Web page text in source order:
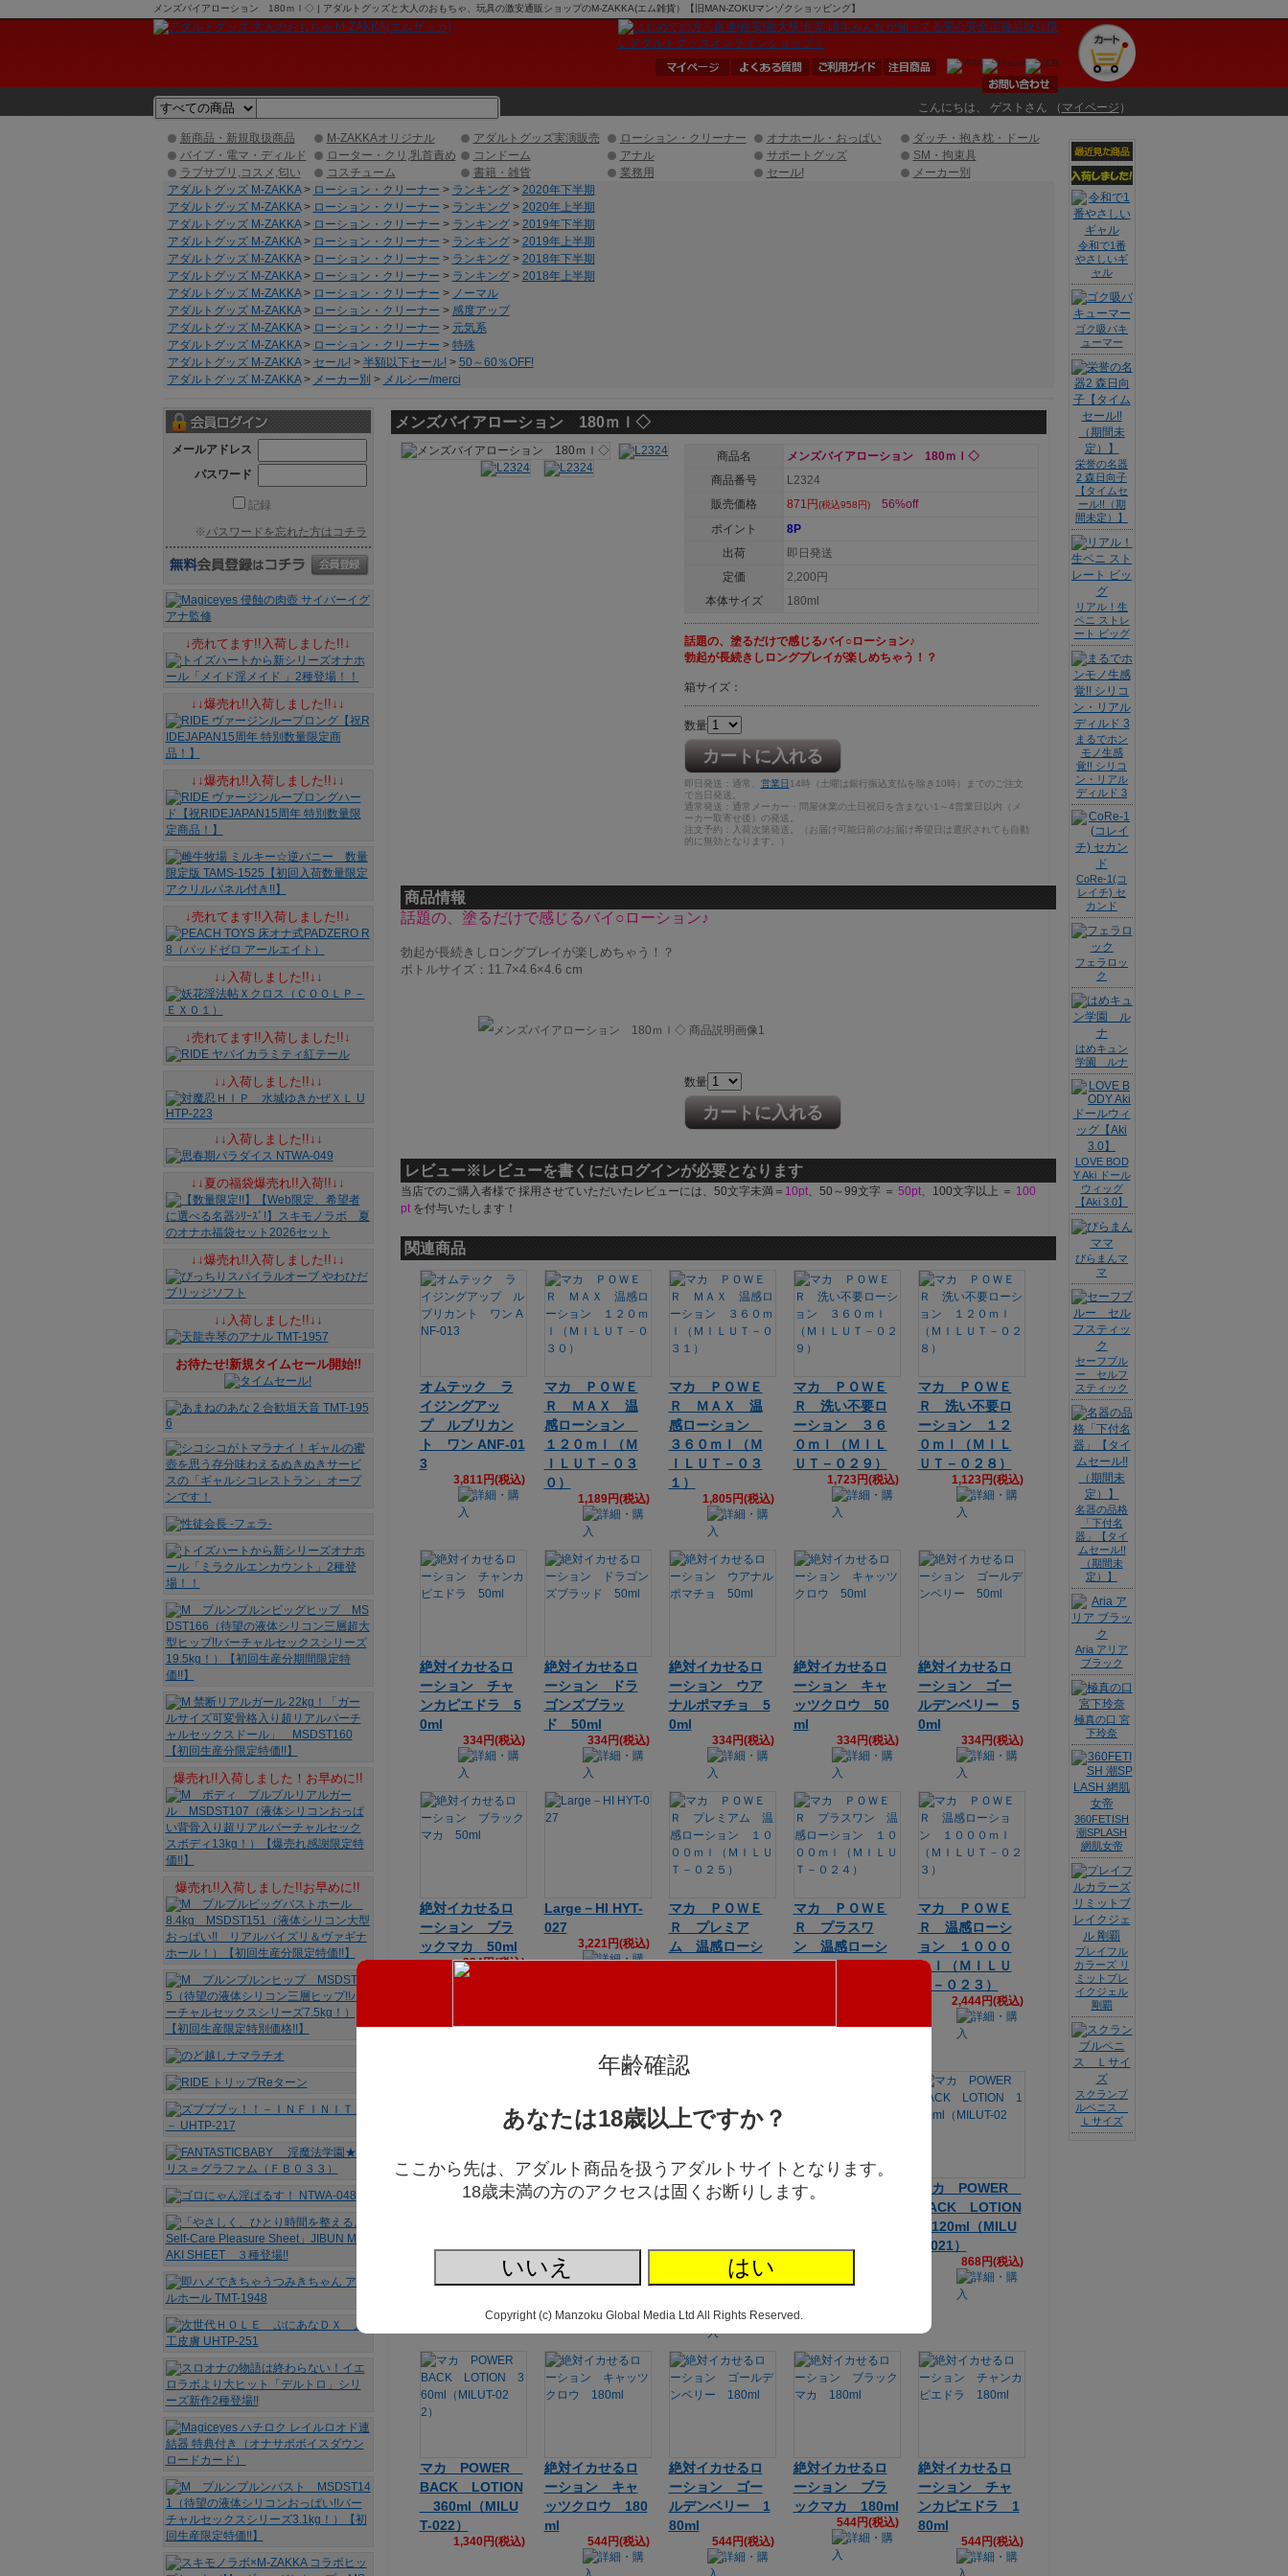
年齢確認
あなたは18歳以上ですか？
ここから先は、アダルト商品を扱うアダルトサイトとなります。
18歳未満の方のアクセスは固くお断りします。
いいえ はい
Copyright (c) Manzoku Global Media Ltd All Rights Reserved.
メンズバイアローション 180ｍｌ◇ | アダルトグッズと大人のおもちゃ、玩具の激安通販ショップのM-ZAKKA(エム雑貨）【旧MAN-ZOKUマンゾクショッピング】
こんにちは、 ゲストさん （ マイページ ）
新商品・新規取扱商品 M-ZAKKAオリジナル アダルトグッズ実演販売 ローション・クリーナー オナホール・おっぱい
ダッチ・抱き枕・ドール
バイブ・電マ・ディルド
ローター・クリ,乳首責め コンドーム アナル サポートグッズ
SM・拘束具
ラブサプリ,コスメ,匂い
コスチューム 書籍・雑貨 業務用 セール!
メーカー別
アダルトグッズ M-ZAKKA> ローション・クリーナー > ランキング> 2020年下半期
アダルトグッズ M-ZAKKA> ローション・クリーナー > ランキング> 2020年上半期
アダルトグッズ M-ZAKKA> ローション・クリーナー > ランキング> 2019年下半期
アダルトグッズ M-ZAKKA> ローション・クリーナー > ランキング> 2019年上半期
アダルトグッズ M-ZAKKA> ローション・クリーナー > ランキング> 2018年下半期
アダルトグッズ M-ZAKKA> ローション・クリーナー > ランキング> 2018年上半期
アダルトグッズ M-ZAKKA> ローション・クリーナー > ノーマル
アダルトグッズ M-ZAKKA> ローション・クリーナー > 感度アップ
アダルトグッズ M-ZAKKA> ローション・クリーナー > 元気系
アダルトグッズ M-ZAKKA> ローション・クリーナー > 特殊
アダルトグッズ M-ZAKKA> セール!> 半額以下セール!> 50～60％OFF!
アダルトグッズ M-ZAKKA> メーカー別 > メルシー/merci
メンズバイアローション 180ｍｌ◇
商品名
メンズバイアローション 180ｍｌ◇
商品番号
L2324
販売価格
871円(税込958円)
56%off
ポイント
8P
出荷
即日発送
定価
2,200円
本体サイズ
180ml
話題の、塗るだけで感じるバイ○ローション♪
勃起が長続きしロングプレイが楽しめちゃう！？
箱サイズ：
数量
カートに入れる
即日発送：通常、 営業日 14時（土曜は銀行振込支払を除き10時）までのご注文
で当日発送。
通常発送：通常メーカー・問屋休業の土日祝日を含まない1～4営業日以内（メ
ーカー取寄せ後）の発送。
注文予約：入荷次第発送。（お届け可能日前のお届け希望日は選択されても自動
的に無効となります。）
商品情報
話題の、塗るだけで感じるバイ○ローション♪
勃起が長続きしロングプレイが楽しめちゃう！？
ボトルサイズ：11.7×4.6×4.6 cm
数量
カートに入れる
レビュー※レビューを書くにはログインが必要となります
当店でのご購入者様で 採用させていただいたレビューには、50文字未満＝ 10pt、50～99文字 ＝ 50pt、100文字以上 ＝ 100
ptを付与いたします！
関連商品
オムテック ラ
イジングアッ
プ ルブリカン
ト ワン ANF-01
3
3,811円(税込)
マカ ＰＯＷＥ
Ｒ ＭＡＸ 温
感ローション
１２０ｍｌ（Ｍ
ＩＬＵＴ－０３
０）
1,189円(税込)
マカ ＰＯＷＥ
Ｒ ＭＡＸ 温
感ローション
３６０ｍｌ（Ｍ
ＩＬＵＴ－０３
１）
1,805円(税込)
マカ ＰＯＷＥ
Ｒ 洗い不要ロ
ーション ３６
０ｍｌ（ＭＩＬ
ＵＴ－０２９）
1,723円(税込)
マカ ＰＯＷＥ
Ｒ 洗い不要ロ
ーション １２
０ｍｌ（ＭＩＬ
ＵＴ－０２８）
1,123円(税込)
絶対イカせるロ
ーション チャ
ンカピエドラ 5
0ml
334円(税込)
絶対イカせるロ
ーション ドラ
ゴンズブラッ
ド 50ml
334円(税込)
絶対イカせるロ
ーション ウア
ナルポマチョ 5
0ml
334円(税込)
絶対イカせるロ
ーション キャ
ッツクロウ 50
ml
334円(税込)
絶対イカせるロ
ーション ゴー
ルデンベリー 5
0ml
334円(税込)
絶対イカせるロ
ーション ブラ
ックマカ 50ml
334円(税込)
Large－HI HYT-
027
3,221円(税込)
マカ ＰＯＷＥ
Ｒ プレミア
ム 温感ローシ
ョン １０００
マカ ＰＯＷＥ
Ｒ プラスワ
ン 温感ローシ
ョン １０００
マカ ＰＯＷＥ
Ｒ 温感ローシ
ョン １０００
ｍｌ（ＭＩＬＵ
Ｔ－０２３）
2,444円(税込)
インナーアダム
1,864円(税込)
インナーアダム
きらめき★ロー
ギニンプラス 11
8ml
きらめき★ロー
398円(税込)
マカ POWER
BACK LOTION
120ml（MILU
T-021）
868円(税込)
マカ POWER
BACK LOTION
360ml（MILU
T-022）
1,340円(税込)
絶対イカせるロ
ーション キャ
ッツクロウ 180
ml
544円(税込)
絶対イカせるロ
ーション ゴー
ルデンベリー 1
80ml
544円(税込)
絶対イカせるロ
ーション ブラ
ックマカ 180ml
544円(税込)
絶対イカせるロ
ーション チャ
ンカピエドラ 1
80ml
544円(税込)
メールアドレス
パスワード
記録
※パスワードを忘れた方はコチラ
↓売れてます!!入荷しました!!↓
↓↓爆売れ!!入荷しました!!↓↓
↓↓爆売れ!!入荷しました!!↓↓
↓売れてます!!入荷しました!!↓
↓↓入荷しました!!↓↓
↓売れてます!!入荷しました!!↓
↓↓入荷しました!!↓↓
↓↓入荷しました!!↓↓
↓↓夏の福袋爆売れ!!入荷!!↓↓
↓↓爆売れ!!入荷しました!!↓↓
↓↓入荷しました!!↓↓
お待たせ!新規タイムセール開始!!
爆売れ!!入荷しました！お早めに!!
爆売れ!!入荷しました!!お早めに!!
令和で1番
やさしいギ
ャル
ゴク吸バキ
ューマー
栄誉の名器
2 森日向子
【タイムセ
ール!!（期
間未定）】
リアル！生
ペニ ストレ
ート ビッグ
まるでホン
モノ生感
覚!! シリコ
ン・リアル
ディルド 3
CoRe-1(コ
レイチ) セ
カンド
フェラロッ
ク
はめキュン
学園 ルナ
LOVE BOD
Y Aki ドール
ウィッグ
【Aki 3.0】
びらまんマ
マ
セーフブル
ー セルフ
スティック
名器の品格
「下付名
器」【タイ
ムセール!!
（期間未
定）】
Aria アリア
ブラック
極真の口 宮
下玲奈
360FETISH
潮SPLASH
網肌女帝
プレイフル
カラーズ リ
ミットブレ
イクジェル
剛覇
スクランブ
ルペニス
Ｌサイズ